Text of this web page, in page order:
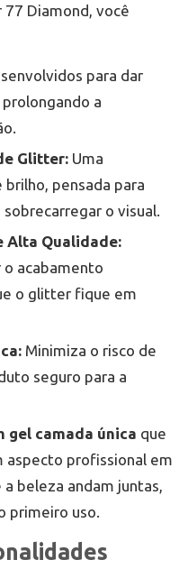
Diamond, você
para dar
a
Glitter: Uma
pensada para
o visual.
Alta Qualidade:
o acabamento
o glitter fique em
Minimiza o risco de
seguro para a
gel camada única que
aspecto profissional em
a beleza andam juntas,
primeiro uso.